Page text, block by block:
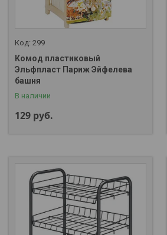
299
Комод пластиковый
Эльфпласт Париж Эйфелева
башня
В наличии
129 руб.